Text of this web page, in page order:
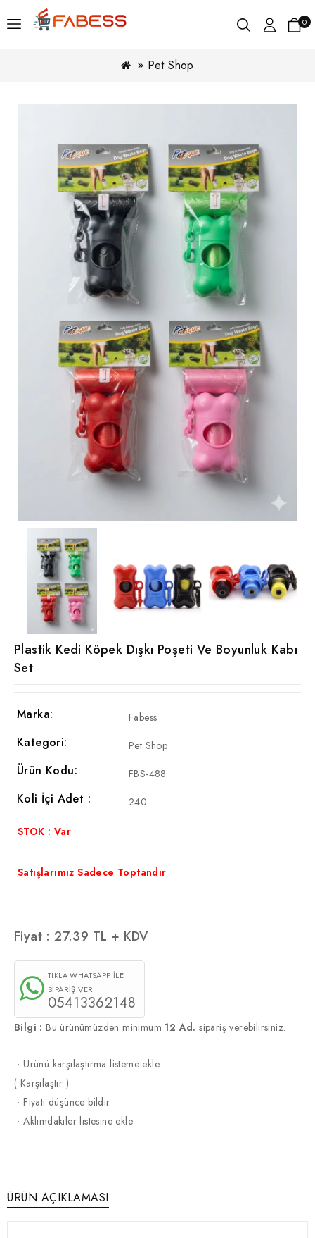
0
Pet Shop
Plastik Kedi Köpek Dışkı Poşeti Ve Boyunluk Kabı
Set
Marka: Fabess
Kategori: Pet Shop
Ürün Kodu: FBS-488
Koli İçi Adet : 240
STOK : Var
Satışlarımız Sadece Toptandır
Fiyat :27.39 TL + KDV
TIKLA WHATSAPP İLE
SİPARİŞ VER
05413362148
Bilgi : Bu ürünümüzden minimum12 Ad. sipariş verebilirsiniz.
·Ürünü karşılaştırma listeme ekle
( Karşılaştır )
·Fiyatı düşünce bildir
·Aklımdakiler listesine ekle
ÜRÜN AÇIKLAMASI